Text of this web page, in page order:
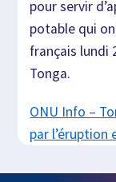
pour servir
potable qui
français lundi
Tonga.
ONU Info –
par l’éruption